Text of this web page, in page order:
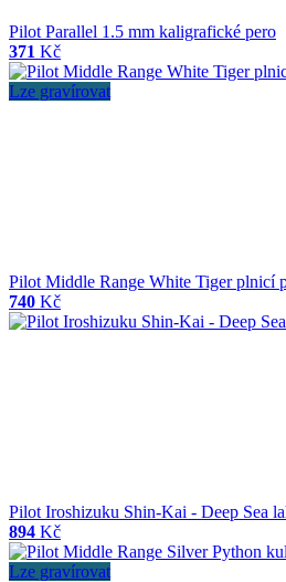
Pilot Parallel 1.5 mm kaligrafické pero
371 Kč
Lze gravírovat
Pilot Middle Range White Tiger plnicí
740 Kč
Pilot Iroshizuku Shin-Kai - Deep Sea
894 Kč
Lze gravírovat